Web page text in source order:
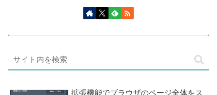
拡張機能でブラウザのページ全体をス